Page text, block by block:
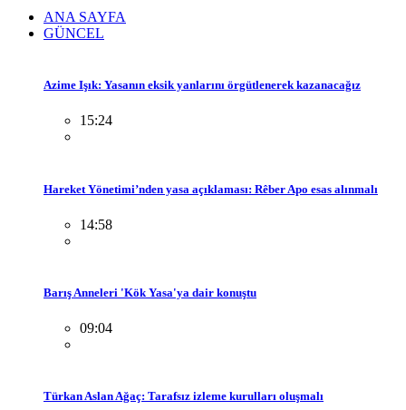
ANA SAYFA
GÜNCEL
Azime Işık: Yasanın eksik yanlarını örgütlenerek kazanacağız
15:24
Hareket Yönetimi’nden yasa açıklaması: Rêber Apo esas alınmalı
14:58
Barış Anneleri 'Kök Yasa'ya dair konuştu
09:04
Türkan Aslan Ağaç: Tarafsız izleme kurulları oluşmalı